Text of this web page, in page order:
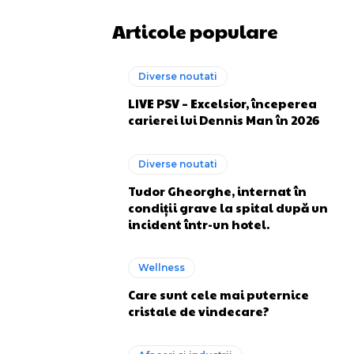
Articole populare
Diverse noutati
LIVE PSV – Excelsior, începerea
carierei lui Dennis Man în 2026
Diverse noutati
Tudor Gheorghe, internat în
condiții grave la spital după un
incident într-un hotel.
Wellness
Care sunt cele mai puternice
cristale de vindecare?